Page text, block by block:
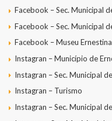
Facebook – Sec. Municipal
Facebook – Sec. Municipal
Facebook – Museu Ernestina
Instagran – Município de
Instagran – Sec. Municipal
Instagran – Turismo
Instagran – Sec. Municipal